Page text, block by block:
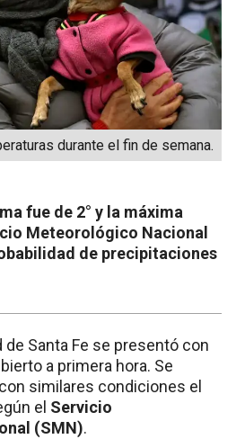
durante el fin de semana.
fue de 2° y la máxima
Meteorológico Nacional
de precipitaciones
de Santa Fe se presentó con
a primera hora. Se
similares condiciones el
el Servicio
(SMN).